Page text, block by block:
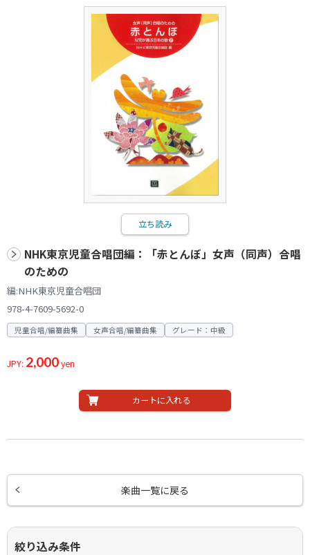
立ち読み
NHK東京児童合唱団編：「赤とんぼ」女声（同声）合唱
のための
編:NHK東京児童合唱団
978-4-7609-5692-0
児童合唱/編纂曲集 女声合唱/編纂曲集 グレード：中級
JPY: 2,000yen
カートに入れる
楽曲一覧に戻る
絞り込み条件